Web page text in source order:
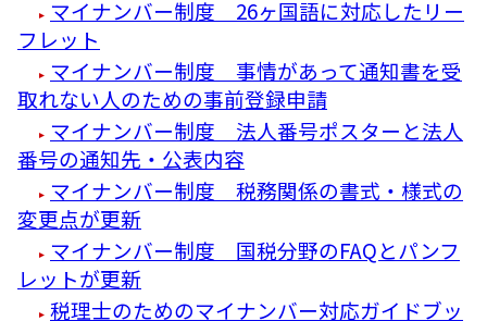
マイナンバー制度 26ヶ国語に対応したリー
フレット
マイナンバー制度 事情があって通知書を受
取れない人のための事前登録申請
マイナンバー制度 法人番号ポスターと法人
番号の通知先・公表内容
マイナンバー制度 税務関係の書式・様式の
変更点が更新
マイナンバー制度 国税分野のFAQとパンフ
レットが更新
税理士のためのマイナンバー対応ガイドブッ